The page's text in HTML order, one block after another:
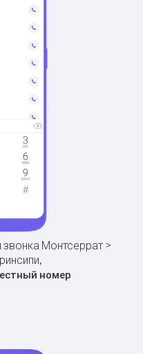
звонка Монтсеррат >
номер